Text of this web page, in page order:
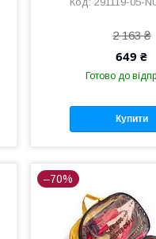
2 163 ₴
649 ₴
Готово до
Купити
–70%